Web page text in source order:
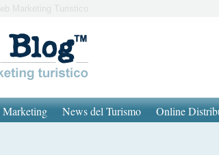
Marketing Turistico
News del Turismo Online